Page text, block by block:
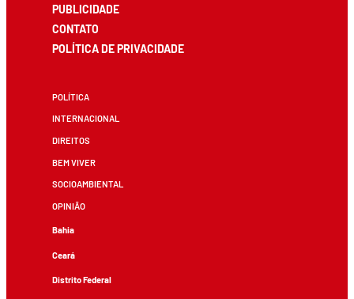
PUBLICIDADE
CONTATO
POLÍTICA DE PRIVACIDADE
POLÍTICA
INTERNACIONAL
DIREITOS
BEM VIVER
SOCIOAMBIENTAL
OPINIÃO
Bahia
Ceará
Distrito Federal